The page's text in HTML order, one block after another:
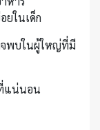
ยในเด็ก
จพบในผู้ใหญ่ที่มี
ที่แน่นอน